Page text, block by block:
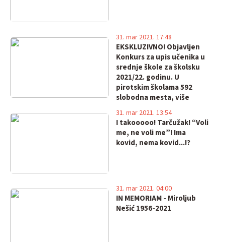
EKSKLUZIVNO! Objavljen
Konkurs za upis učenika u
srednje škole za školsku
2021/22. godinu. U
pirotskim školama 592
slobodna mesta, više
31. mar 2021. 17:48
I takooooo! Tarčužak! “Voli
me, ne voli me”! Ima
kovid, nema kovid...!?
31. mar 2021. 13:54
IN MEMORIAM - Miroljub
Nešić 1956-2021
31. mar 2021. 04:00